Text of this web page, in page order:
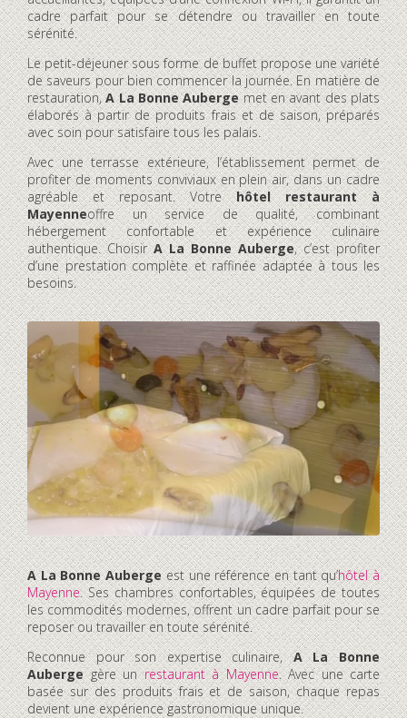
cadre parfait pour se détendre ou travailler en toute
sérénité.
Le petit-déjeuner sous forme de buffet propose une variété
de saveurs pour bien commencer la journée. En matière de
restauration,A La Bonne Aubergemet en avant des plats
élaborés à partir de produits frais et de saison, préparés
avec soin pour satisfaire tous les palais.
Avec une terrasse extérieure, l’établissement permet de
profiter de moments conviviaux en plein air, dans un cadre
agréable et reposant. Votrehôtel restaurant à
Mayenneoffre un service de qualité, combinant
hébergement confortable et expérience culinaire
authentique. ChoisirA La Bonne Auberge, c’est profiter
d’une prestation complète et raffinée adaptée à tous les
besoins.
A La Bonne Aubergeest une référence en tant qu’hôtel à
Mayenne. Ses chambres confortables, équipées de toutes
les commodités modernes, offrent un cadre parfait pour se
reposer ou travailler en toute sérénité.
Reconnue pour son expertise culinaire,A La Bonne
Aubergegère unrestaurant à Mayenne. Avec une carte
basée sur des produits frais et de saison, chaque repas
devient une expérience gastronomique unique.